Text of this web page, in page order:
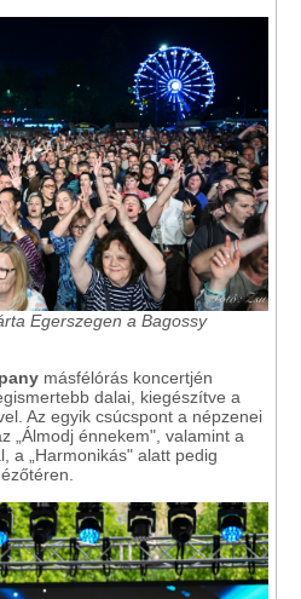
Egerszegen a Bagossy
másfélórás koncertjén
dalai, kiegészítve a
Az egyik csúcspont a népzenei
„Álmodj énnekem", valamint a
a „Harmonikás" alatt pedig